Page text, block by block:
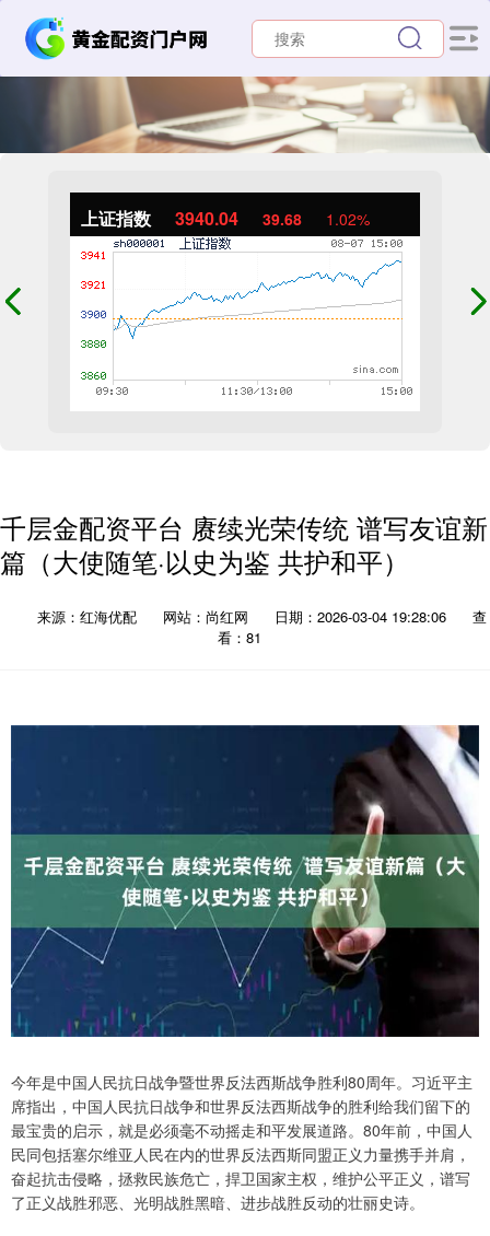
上证指数 3940.04 39.68 1.02%
千层金配资平台 赓续光荣传统 谱写友谊新
篇（大使随笔·以史为鉴 共护和平）
来源：红海优配 网站：尚红网 日期：2026-03-04 19:28:06
查
看：81
今年是中国人民抗日战争暨世界反法西斯战争胜利80周年。习近平主
席指出，中国人民抗日战争和世界反法西斯战争的胜利给我们留下的
最宝贵的启示，就是必须毫不动摇走和平发展道路。80年前，中国人
民同包括塞尔维亚人民在内的世界反法西斯同盟正义力量携手并肩，
奋起抗击侵略，拯救民族危亡，捍卫国家主权，维护公平正义，谱写
了正义战胜邪恶、光明战胜黑暗、进步战胜反动的壮丽史诗。